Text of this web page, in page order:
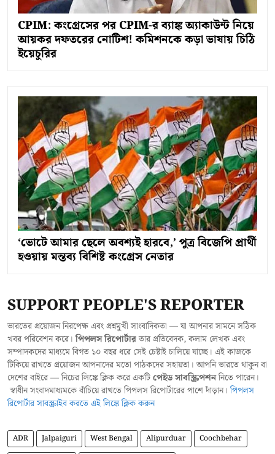
CPIM: কংগ্রেসের পর CPIM-র ব্যাঙ্ক অ্যাকাউন্ট নিয়ে
আয়কর দফতরের নোটিশ! কমিশনকে কড়া ভাষায় চিঠি
ইয়েচুরির
‘ভোটে আমার ছেলে অবশ্যই হারবে,’ পুত্র বিজেপি প্রার্থী
হওয়ায় মন্তব্য বিশিষ্ট কংগ্রেস নেতার
SUPPORT PEOPLE'S REPORTER
ভারতের প্রয়োজন নিরপেক্ষ এবং প্রশ্নমুখী সাংবাদিকতা — যা আপনার সামনে সঠিক
খবর পরিবেশন করে।পিপলস রিপোর্টারতার প্রতিবেদক, কলাম লেখক এবং
সম্পাদকদের মাধ্যমে বিগত ১০ বছর ধরে সেই চেষ্টাই চালিয়ে যাচ্ছে। এই কাজকে
টিকিয়ে রাখতে প্রয়োজন আপনাদের মতো পাঠকদের সহায়তা। আপনি ভারতে থাকুন বা
দেশের বাইরে — নিচের লিঙ্কে ক্লিক করে একটিপেইড সাবস্ক্রিপশননিতে পারেন।
স্বাধীন সংবাদমাধ্যমকে বাঁচিয়ে রাখতে পিপলস রিপোর্টারের পাশে দাঁড়ান।পিপলস
রিপোর্টার সাবস্ক্রাইব করতে এই লিঙ্কে ক্লিক করুন
ADR Jalpaiguri West Bengal Alipurduar
Coochbehar